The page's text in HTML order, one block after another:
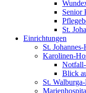
Senior
St.
Einrichtungen
St.
Karolinen-
Blick
St.